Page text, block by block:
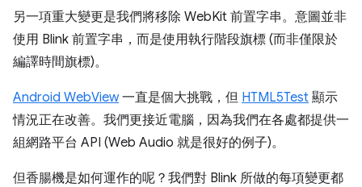
另一項重大變更是我們將移除 WebKit 前置字串。意圖並非
使用 Blink 前置字串，而是使用執行階段旗標 (而非僅限於
編譯時間旗標)。
Android WebView一直是個大挑戰，但 HTML5Test 顯示
情況正在改善。我們更接近電腦，因為我們在各處都提供一
組網路平台 API (Web Audio 就是很好的例子)。
但香腸機是如何運作的呢？我們對 Blink 所做的每項變更都